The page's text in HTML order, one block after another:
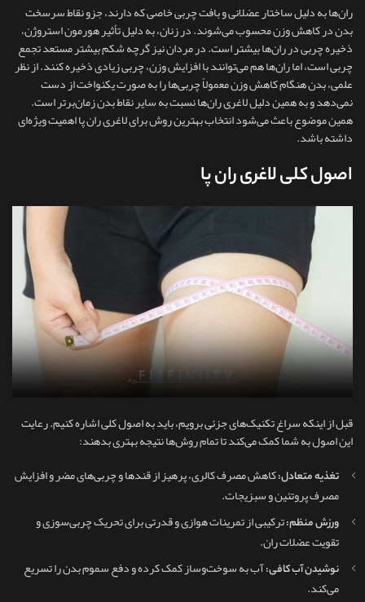
ران‌ها به دلیل ساختار عضلانی و بافت چربی خاصی که دارند، جزو نقاط سرسخت
بدن در کاهش وزن محسوب می‌شوند. در زنان، به دلیل تأثیر هورمون استروژن،
ذخیره چربی در ران‌ها بیشتر است. در مردان نیز گرچه شکم بیشتر مستعد تجمع
چربی است، اما ران‌ها هم می‌توانند با افزایش وزن، چربی زیادی ذخیره کنند. از نظر
علمی، بدن هنگام کاهش وزن معمولاً چربی‌ها را به‌ صورت یکنواخت از دست
نمی‌دهد و به همین دلیل لاغری ران‌ها نسبت به سایر نقاط بدن زمان‌برتر است.
همین موضوع باعث می‌شود انتخاب بهترین روش برای لاغری ران پا اهمیت ویژه‌ای
داشته باشد.
اصول کلی لاغری ران پا
قبل از اینکه سراغ تکنیک‌های جزئی برویم، باید به اصول کلی اشاره کنیم. رعایت
این اصول به شما کمک می‌کند تا تمام روش‌ها نتیجه بهتری بدهند:
تغذیه متعادل:کاهش مصرف کالری، پرهیز از قندها و چربی‌های مضر و افزایش
مصرف پروتئین و سبزیجات.
ورزش منظم:ترکیبی از تمرینات هوازی و قدرتی برای تحریک چربی‌سوزی و
تقویت عضلات ران.
نوشیدن آب کافی:آب به سوخت‌وساز کمک کرده و دفع سموم بدن را تسریع
می‌کند.